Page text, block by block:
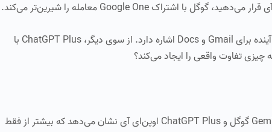
این اشتراک فضای ذخیره‌سازی ابری زیادی را شامل می‌شود و به مزایای آینده برای Gmail و Docs اشاره دارد. از سوی دیگر، ChatGPT Plus با
بررسی دقیق اشتراک‌های چت‌بات هوش مصنوعی مانند Gemini Advanced گوگل و ChatGPT Plus اوپن‌ای آی نشان می‌دهد که بیشتر از فقط